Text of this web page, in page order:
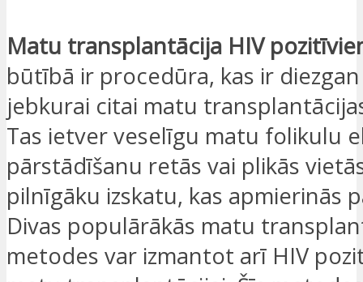
Matu transplantācija HIV
būtībā ir procedūra, kas ir
jebkurai citai matu
Tas ietver veselīgu matu folikulu
pārstādīšanu retās vai plikās
pilnīgāku izskatu, kas apmierinās
Divas populārākās matu
metodes var izmantot arī HIV